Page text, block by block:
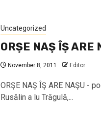
Uncategorized
ORŞE NAŞ ÎŞ
November 8, 2011 Editor
ORŞE NAŞ ÎŞ ARE NAŞU -
Rusălin a lu Trăgulă,...